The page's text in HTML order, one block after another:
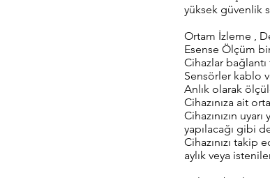
yüksek güvenlik
Ortam İzleme ,
Esense Ölçüm
Cihazlar
Sensörler kablo
Anlık olarak
Cihazınıza ait
Cihazınızın
yapılacağı gibi
Cihazınızı
aylık veya